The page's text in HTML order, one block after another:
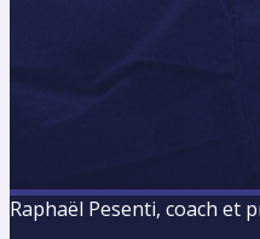
Raphaël Pesenti, coach et